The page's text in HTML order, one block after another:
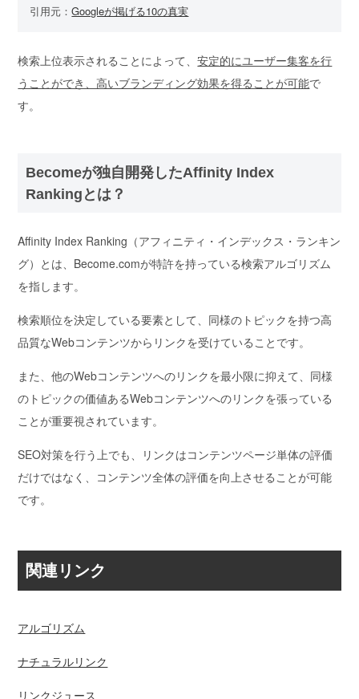
引用元：Googleが掲げる10の真実
検索上位表示されることによって、安定的にユーザー集客を行
うことができ、高いブランディング効果を得ることが可能で
す。
Becomeが独自開発したAffinity Index
Rankingとは？
Affinity Index Ranking（アフィニティ・インデックス・ランキン
グ）とは、 Become.comが特許を持っている検索アルゴリズム
を指します。
検索順位を決定している要素として、同様のトピックを持つ高
品質なWebコンテンツからリンクを受けていることです。
また、他のWebコンテンツへのリンクを最小限に抑えて、同様
のトピックの価値あるWebコンテンツへのリンクを張っている
ことが重要視されています。
SEO対策を行う上でも、リンクはコンテンツページ単体の評価
だけではなく、 コンテンツ全体の評価を向上させることが可能
です。
関連リンク
アルゴリズム
ナチュラルリンク
リンクジュース